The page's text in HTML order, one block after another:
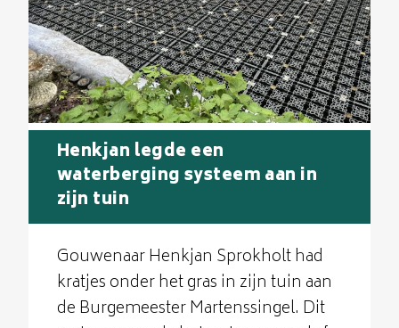
Henkjan legde een
waterberging systeem aan in
zijn tuin
Gouwenaar Henkjan Sprokholt had
kratjes onder het gras in zijn tuin aan
de Burgemeester Martenssingel. Dit